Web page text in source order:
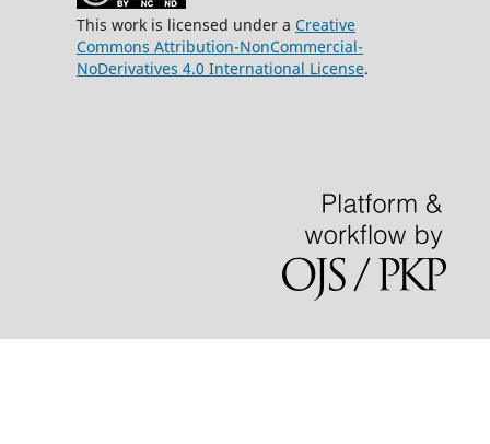
This work is licensed under a Creative
Commons Attribution-NonCommercial-
NoDerivatives 4.0 International License.